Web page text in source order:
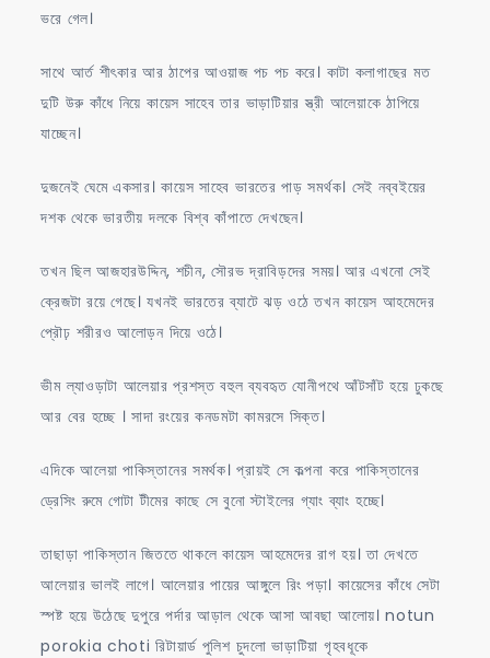
ভরে গেল।
সাথে আর্ত শীৎকার আর ঠাপের আওয়াজ পচ পচ করে। কাটা কলাগাছের মত
দুটি উরু কাঁধে নিয়ে কায়েস সাহেব তার ভাড়াটিয়ার স্ত্রী আলেয়াকে ঠাপিয়ে
যাচ্ছেন।
দুজনেই ঘেমে একসার। কায়েস সাহেব ভারতের পাড় সমর্থক। সেই নব্বইয়ের
দশক থেকে ভারতীয় দলকে বিশ্ব কাঁপাতে দেখছেন।
তখন ছিল আজহারউদ্দিন, শচীন, সৌরভ দ্রাবিড়দের সময়। আর এখনো সেই
ক্রেজটা রয়ে গেছে। যখনই ভারতের ব্যাটে ঝড় ওঠে তখন কায়েস আহমেদের
প্রৌঢ় শরীরও আলোড়ন দিয়ে ওঠে।
ভীম ল্যাওড়াটা আলেয়ার প্রশস্ত বহুল ব্যবহৃত যোনীপথে আঁটসাঁট হয়ে ঢুকছে
আর বের হচ্ছে ‌। সাদা রংয়ের কনডমটা কামরসে সিক্ত।
এদিকে আলেয়া পাকিস্তানের সমর্থক। প্রায়ই সে কল্পনা করে পাকিস্তানের
ড্রেসিং রুমে গোটা টীমের কাছে সে বুনো স্টাইলের গ্যাং ব্যাং হচ্ছে।
তাছাড়া পাকিস্তান জিততে থাকলে কায়েস আহমেদের রাগ হয়। তা দেখতে
আলেয়ার ভালই লাগে। আলেয়ার পায়ের আঙ্গুলে রিং পড়া। কায়েসের কাঁধে সেটা
স্পষ্ট হয়ে উঠেছে দুপুরে পর্দার আড়াল থেকে আসা আবছা আলোয়। notun
porokia choti রিটায়ার্ড পুলিশ চুদলো ভাড়াটিয়া গৃহবধূকে